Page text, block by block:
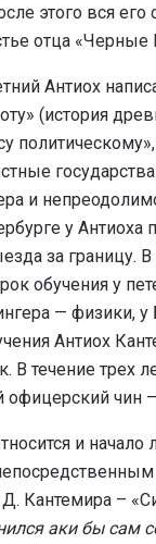
этого вся
отца «Черные
Антиох
(история
и
у
за границу.
обучения у
— физики,
Антиох
В течение трех
офицерский чин
и начало
Д. Кантемира –
аки бы сам